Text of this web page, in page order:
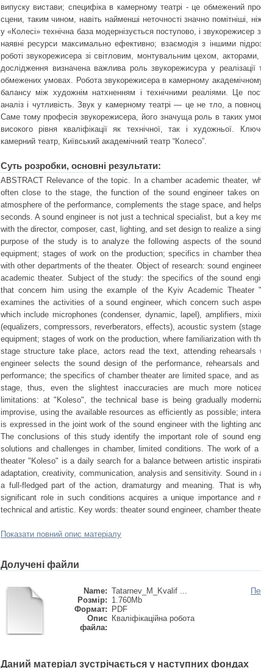
випуску вистави; специфіка в камерному театрі - це обмежений
сцени, таким чином, навіть найменші неточності значно помітніші,
у «Колесі» технічна база модернізується поступово, і
наявні ресурси максимально ефективно; взаємодія з іншими
роботі звукорежисера зі світловим, монтувальним цехом,
дослідження визначена важлива роль звукорежисура у
обмежених умовах. Робота звукорежисера в камерному
балансу між художнім натхненням і технічними реаліями. Це
аналіз і чутливість. Звук у камерному театрі — це не тло, а
Саме тому професія звукорежисера, його значуща роль в таких
високого рівня кваліфікації як технічної, так і художньої.
камерний театр, Київський академічний театр “Колесо”.
Суть розробки, основні результати:
ABSTRACT Relevance of the topic. In a chamber academic theater,
often close to the stage, the function of the sound engineer takes
atmosphere of the performance, complements the stage space, and
seconds. A sound engineer is not just a technical specialist, but a key
with the director, composer, cast, lighting, and set design to realize a
purpose of the study is to analyze the following aspects of the
equipment; stages of work on the production; specifics in chamber
with other departments of the theater. Object of research: sound
academic theater. Subject of the study: the specifics of the sound
that concern him using the example of the Kyiv Academic Theater
examines the activities of a sound engineer, which concern such
which include microphones (condenser, dynamic, lapel), amplifiers,
(equalizers, compressors, reverberators, effects), acoustic system
equipment; stages of work on the production, where familiarization with
stage structure take place, actors read the text, attending
engineer selects the sound design of the performance, rehearsals
performance; the specifics of chamber theater are limited space, and
stage, thus, even the slightest inaccuracies are much more
limitations: at "Koleso", the technical base is being gradually
improvise, using the available resources as efficiently as possible;
is expressed in the joint work of the sound engineer with the lighting
The conclusions of this study identify the important role of sound
solutions and challenges in chamber, limited conditions. The work of
theater "Koleso" is a daily search for a balance between artistic
adaptation, creativity, communication, analysis and sensitivity. Sound
a full-fledged part of the action, dramaturgy and meaning. That is
significant role in such conditions acquires a unique importance and
technical and artistic. Key words: theater sound engineer, chamber
Показати повний опис матеріалу
Долучені файли
Name: Tatarnev_M_Kvalif ...
Розмір: 1.760Mb
Формат:
PDF
Опис
файла:
Кваліфікаційна робота
Даний матеріал зустрічається у наступних фондах